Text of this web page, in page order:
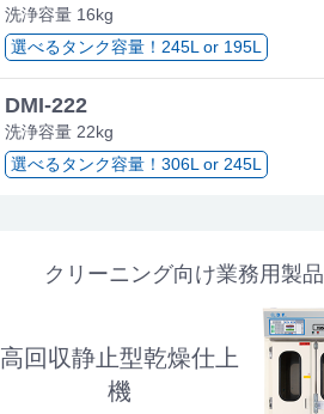
洗浄容量 16kg
選べるタンク容量！245L or 195L
DMI-222
洗浄容量 22kg
選べるタンク容量！306L or 245L
クリーニング向け業務用製品
高回収静止型乾燥仕上
機